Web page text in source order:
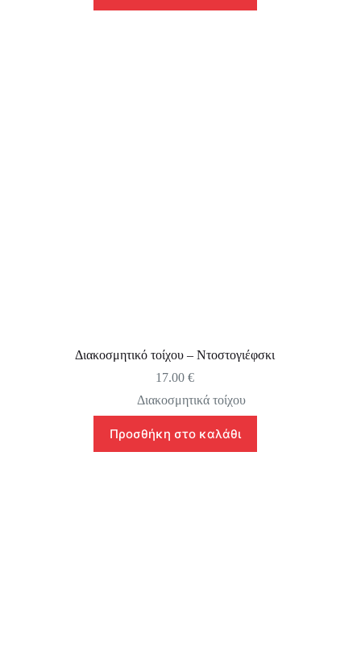
Διακοσμητικό τοίχου – Ντοστογιέφσκι
17.00€
Διακοσμητικά τοίχου
Προσθήκη στο καλάθι